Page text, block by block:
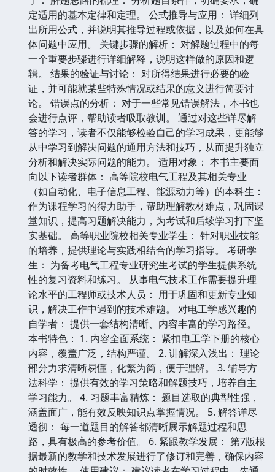
定适用的基本定律和定理。 公式推导与应用： 详细列
出所用公式，并说明其推导过程或依据，以及如何在具
体问题中应用。 关键步骤的解析： 对解题过程中的每
一个重要步骤进行详细解释，说明这样做的原因和逻
辑。 结果的验证与讨论： 对所得结果进行必要的验
证，并可能就某些特殊情况或结果的意义进行简要讨
论。 错误点的分析： 对于一些常见错误解法，本书也
会进行点评，帮助读者吸取教训。 通过对这些详尽解
答的学习，读者不仅能够检验自己的学习成果，更能够
从中学习到解决问题的通用方法和技巧，从而提升独立
分析和解决实际问题的能力。 适用对象： 本书主要面
向以下读者群体： 高等院校电气工程及其相关专业
（如自动化、电子信息工程、能源动力等）的本科生：
作为课程学习的得力助手，帮助理解教材难点，巩固课
堂知识，提高习题解决能力，为考试和后续学习打下坚
实基础。 高等职业院校相关专业学生： 针对职业技能
的培养，提供理论与实践相结合的学习指导。 考研学
生： 为备考电气工程专业研究生考试的学生提供系统
性的复习资料和练习。 从事电气技术工作需要提升理
论水平的工程师或技术人员： 用于巩固和更新专业知
识，解决工作中遇到的技术难题。 对电工学感兴趣的
自学者： 提供一套结构清晰、内容丰富的学习路径。
本书特色： 1. 内容全面系统： 紧扣电工学下册的核心
内容，覆盖广泛，结构严谨。 2. 讲解深入浅出： 理论
部分力求清晰易懂，化繁为简，便于理解。 3. 辅导方
法科学： 提供有效的学习策略和解题技巧，培养自主
学习能力。 4. 习题丰富精炼： 题目选取的典型性强，
涵盖面广，能有效反映知识点掌握情况。 5. 解答详尽
透彻： 每一道题目的解答都清晰展示解题过程和思
路，具有极高的参考价值。 6. 紧跟教学发展： 第7版根
据最新的教学和技术发展进行了修订和完善，确保内容